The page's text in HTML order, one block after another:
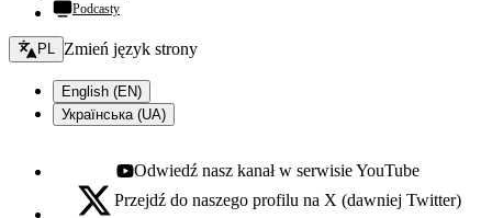
Podcasty
Zmień język - bieżący:
PL Zmień język strony
English (EN)
Українська (UA)
Youtube - otwiera się w nowej karcie
Odwiedź nasz kanał w serwisie YouTube
X - otwiera się w nowej karcie
Przejdź do naszego profilu na X (dawniej Twitter)